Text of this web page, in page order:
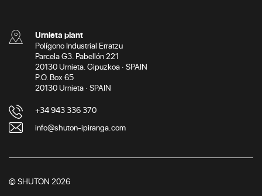
Urnieta plant
Polígono Industrial Erratzu
Parcela G3. Pabellón 221
20130 Urnieta. Gipuzkoa · SPAIN
P.O. Box 65
20130 Urnieta · SPAIN
+34 943 336 370
info@shuton-ipiranga.com
© SHUTON 2026